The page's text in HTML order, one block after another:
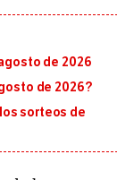
de 2026
de 2026?
sorteos de